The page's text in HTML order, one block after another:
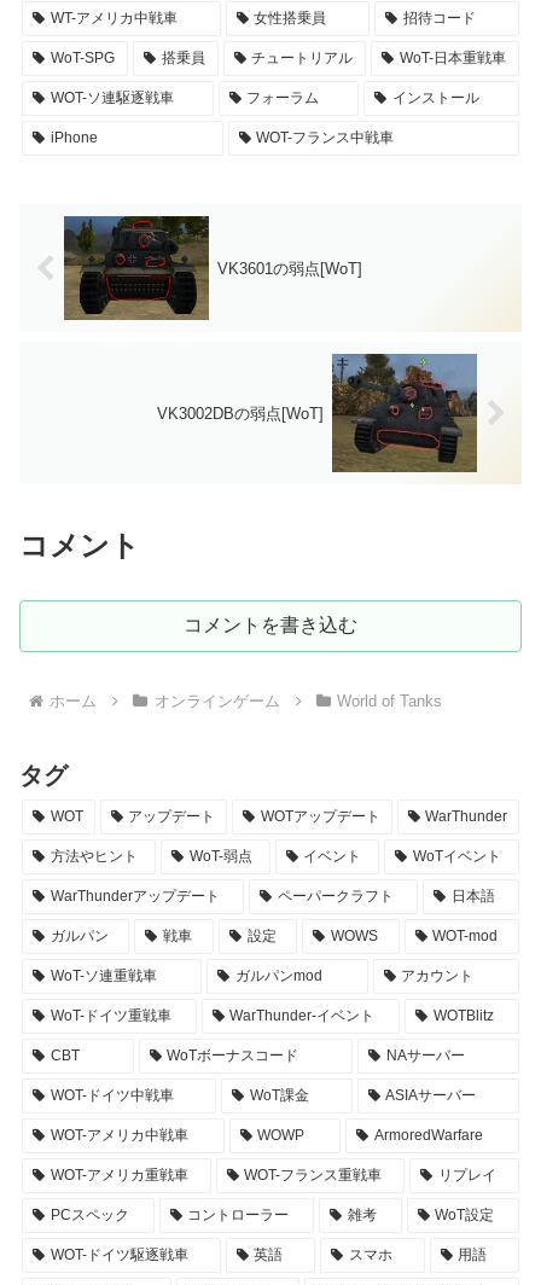
WT-アメリカ中戦車 女性搭乗員 招待コード
WoT-SPG 搭乗員 チュートリアル WoT-日本重戦車
WOT-ソ連駆逐戦車 フォーラム インストール
iPhone WOT-フランス中戦車
VK3601の弱点[WoT]
VK3002DBの弱点[WoT]
コメント
コメントを書き込む
ホーム オンラインゲーム World of Tanks
タグ
WOT アップデート WOTアップデート WarThunder
方法やヒント WoT-弱点 イベント WoTイベント
WarThunderアップデート ペーパークラフト 日本語
ガルパン 戦車 設定 WOWS WOT-mod
WoT-ソ連重戦車 ガルパンmod アカウント
WoT-ドイツ重戦車 WarThunder-イベント WOTBlitz
CBT WoTボーナスコード NAサーバー
WOT-ドイツ中戦車 WoT課金 ASIAサーバー
WOT-アメリカ中戦車 WOWP ArmoredWarfare
WOT-アメリカ重戦車 WOT-フランス重戦車 リプレイ
PCスペック コントローラー 雑考 WoT設定
WOT-ドイツ駆逐戦車 英語 スマホ 用語